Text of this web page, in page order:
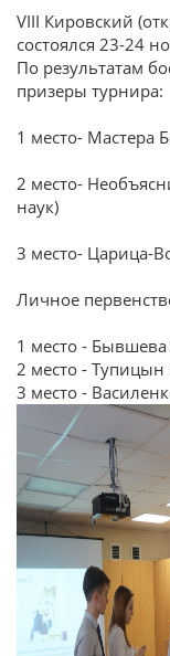
VIII Кировский
состоялся 23-24
По результатам
призеры турнира:
1 место- Мастера
2 место-
наук)
3 место- Царица-
Личное
1 место -
2 место - Тупицын
3 место -